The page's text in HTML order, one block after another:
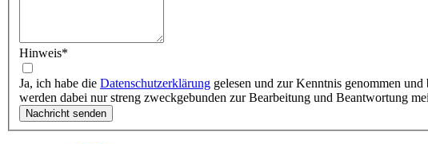
Hinweis*
Ja, ich habe die Datenschutzerklärung gelesen und zur Kenntnis genommen
werden dabei nur streng zweckgebunden zur Bearbeitung und Beantwortung